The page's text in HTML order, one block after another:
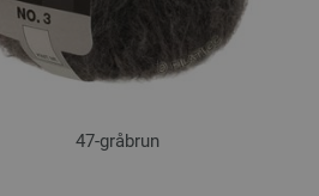
47-gråbrun